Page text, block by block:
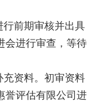
前期审核并出具
会进行审查，等待
资料。初审资料
誉评估有限公司进